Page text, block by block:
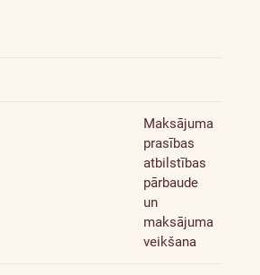
Maksājuma
prasības
atbilstības
pārbaude
un
maksājuma
veikšana